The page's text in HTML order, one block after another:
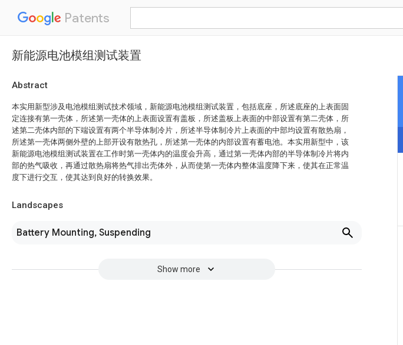
Patents
新能源电池模组测试装置
Abstract
本实用新型涉及电池模组测试技术领域，新能源电池模组测试装置，包括底座，所述底座的上表面固
定连接有第一壳体，所述第一壳体的上表面设置有盖板，所述盖板上表面的中部设置有第二壳体，所
述第二壳体内部的下端设置有两个半导体制冷片，所述半导体制冷片上表面的中部均设置有散热扇，
所述第一壳体两侧外壁的上部开设有散热孔，所述第一壳体的内部设置有蓄电池。本实用新型中，该
新能源电池模组测试装置在工作时第一壳体内的温度会升高，通过第一壳体内部的半导体制冷片将内
部的热气吸收，再通过散热扇将热气排出壳体外，从而使第一壳体内整体温度降下来，使其在正常温
度下进行交互，使其达到良好的转换效果。
Landscapes
Battery Mounting, Suspending
Show more